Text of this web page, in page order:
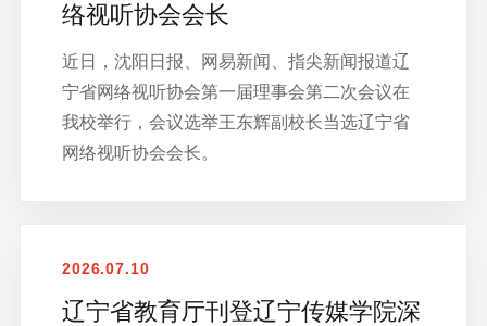
络视听协会会长
近日，沈阳日报、网易新闻、指尖新闻报道辽
宁省网络视听协会第一届理事会第二次会议在
我校举行，会议选举王东辉副校长当选辽宁省
网络视听协会会长。
2026.07.10
辽宁省教育厅刊登辽宁传媒学院深